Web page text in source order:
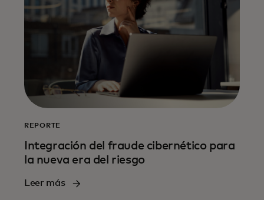
REPORTE
Integración del fraude cibernético para
la nueva era del riesgo
Leer más